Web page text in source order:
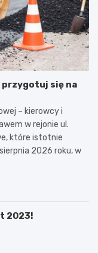
przygotuj się na
– kierowcy i
w rejonie ul.
które istotnie
2026 roku, w
2023!